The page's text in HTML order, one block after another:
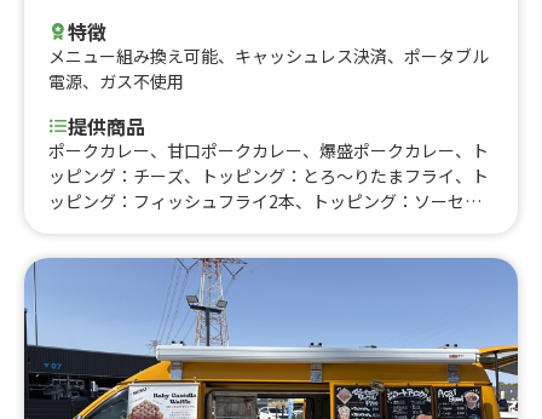
特徴
メニュー組み換え可能、 キャッシュレス決済、 ポータブル
電源、 ガス不使用
提供商品
ポークカレー、甘口ポークカレー、爆盛ポークカレー、ト
ッピング：チーズ、トッピング：とろ～りたまフライ、ト
ッピング：フィッシュフライ2本、トッピング：ソーセー
ロッケ、ソーセージボー、チキチキボー、ハリケーンポテ
ト、マンゴーラッシー、ラッシー、揚げミニナン、揚げナ
ンアイス（ミニ）、揚げナンアイス、チュロス、かき氷、
チーズカレー、とろ〜りたまフライカレー、フィッシュフ
ライカレー、ソーセージカレー、フライドチキンカレー、
ロースカツカレー、チキンカツカレー